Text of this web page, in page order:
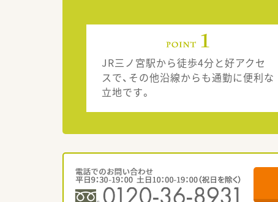
JR三ノ宮駅から徒歩4分と好アクセ
スで、その他沿線からも通勤に便利な
立地です。